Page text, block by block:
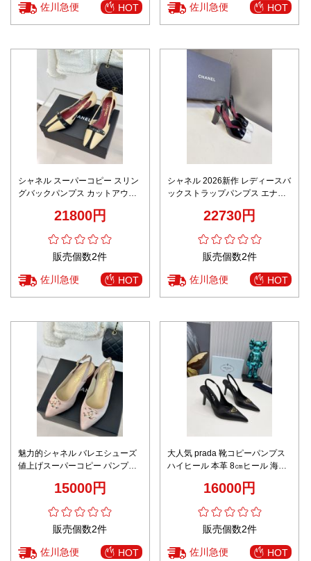
佐川急便 HOT 佐川急便 HOT
シャネル スーパーコピー スリン
グバックパンプス カットアウト
21800円
販売個数2件
佐川急便 HOT
シャネル 2026新作 レディースバ
ックストラップパンプス エナメ
ィテール 安心サイト 激安屋口コ
22730円
販売個数2件
佐川急便 HOT
魅力的シャネル バレエシューズ
値上げスーパーコピー パンプス
ク表面 レディース ピンク
15000円
販売個数2件
佐川急便 HOT
大人気 prada 靴コピーパンプス
ハイヒール 本革 8㎝ヒール 海外
16000円
販売個数2件
佐川急便 HOT